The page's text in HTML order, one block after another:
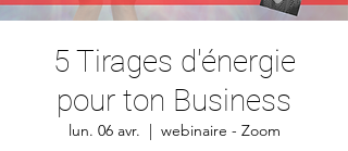
5 Tirages d'énergie
pour ton Business
lun. 06 avr.
  |
webinaire - Zoom